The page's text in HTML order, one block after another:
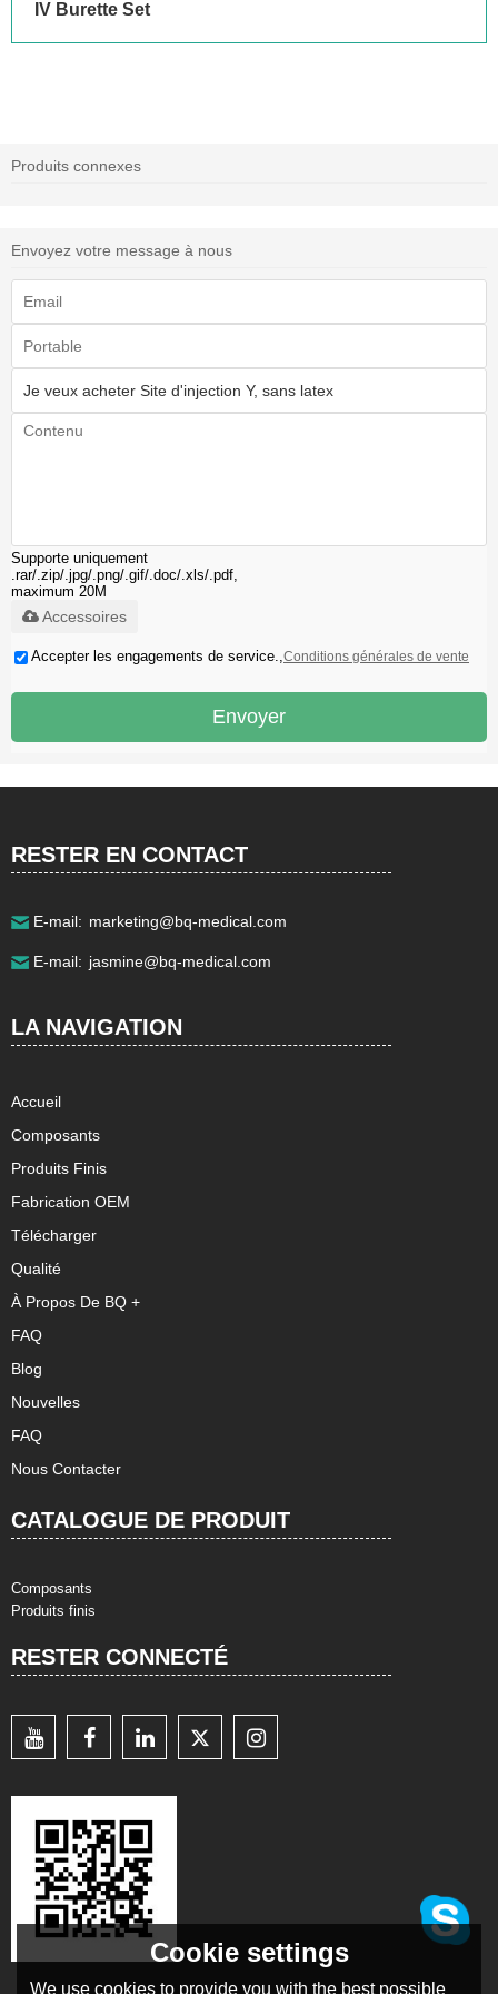
IV Burette Set
Produits connexes
Envoyez votre message à nous
Supporte uniquement
.rar/.zip/.jpg/.png/.gif/.doc/.xls/.pdf,
maximum 20M
Accessoires
Accepter les engagements de service.,Conditions générales de vente
Envoyer
RESTER EN CONTACT
Téléphone:+86 021-57743953
info@bq-medical.com icarusma@bq-medical.com
Adresse détaillée:No.18,Cheye Road,Songjiang
E-mail: marketing@bq-medical.com
E-mail: jasmine@bq-medical.com
LA NAVIGATION
Accueil
Composants
Produits Finis
Fabrication OEM
Télécharger
Qualité
À Propos De BQ +
FAQ
Blog
Nouvelles
FAQ
Nous Contacter
CATALOGUE DE PRODUIT
Composants
Produits finis
RESTER CONNECTÉ
Cookie settings
We use cookies to provide you with the best possible